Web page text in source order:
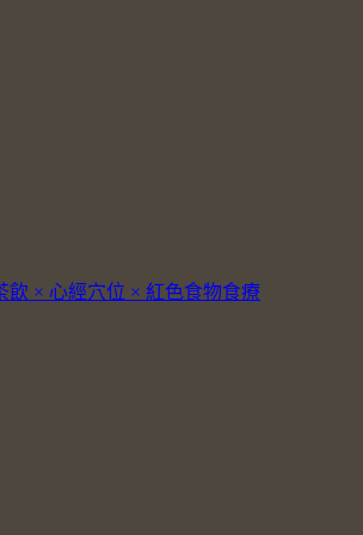
飲 × 心經穴位 × 紅色食物食療